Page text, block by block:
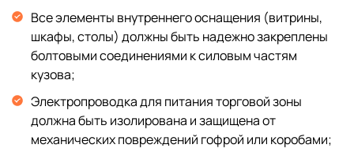
Все элементы внутреннего оснащения (витрины,
шкафы, столы) должны быть надежно закреплены
болтовыми соединениями к силовым частям
кузова;
Электропроводка для питания торговой зоны
должна быть изолирована и защищена от
механических повреждений гофрой или коробами;